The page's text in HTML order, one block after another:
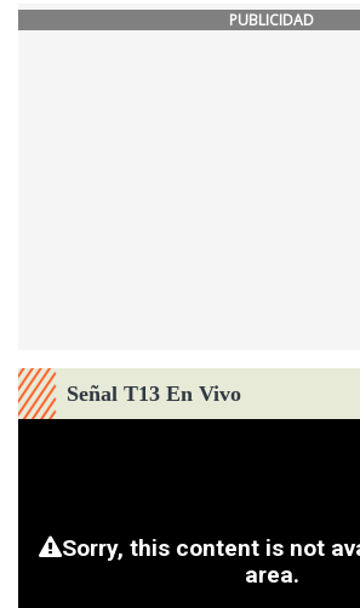
PUBLICIDAD
Señal T13 En Vivo